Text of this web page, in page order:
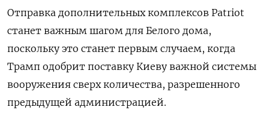
Отправка дополнительных комплексов Patriot
станет важным шагом для Белого дома,
поскольку это станет первым случаем, когда
Трамп одобрит поставку Киеву важной системы
вооружения сверх количества, разрешенного
предыдущей администрацией.